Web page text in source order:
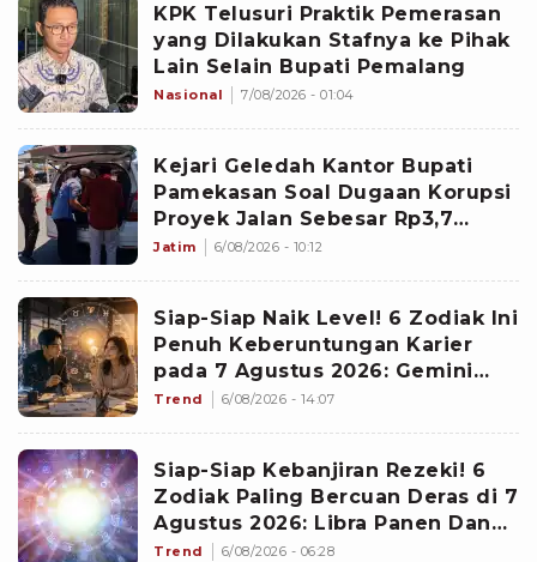
KPK Telusuri Praktik Pemerasan
yang Dilakukan Stafnya ke Pihak
Lain Selain Bupati Pemalang
Nasional 7/08/2026 - 01:04
Kejari Geledah Kantor Bupati
Pamekasan Soal Dugaan Korupsi
Proyek Jalan Sebesar Rp3,7
Milliar
Jatim 6/08/2026 - 10:12
Siap-Siap Naik Level! 6 Zodiak Ini
Penuh Keberuntungan Karier
pada 7 Agustus 2026: Gemini
Punya Senjata Utama
Trend 6/08/2026 - 14:07
Siap-Siap Kebanjiran Rezeki! 6
Zodiak Paling Bercuan Deras di 7
Agustus 2026: Libra Panen Dana
Ekstra
Trend 6/08/2026 - 06:28